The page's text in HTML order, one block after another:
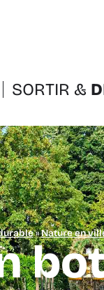
SORTIR &
»Nature en